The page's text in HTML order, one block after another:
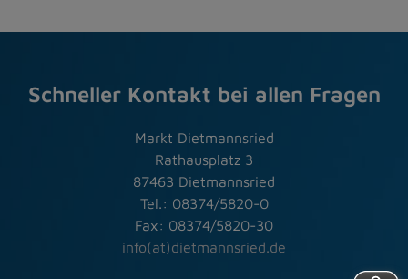
Schneller Kontakt bei allen Fragen
Markt Dietmannsried
Rathausplatz 3
87463 Dietmannsried
Tel.: 08374/5820-0
Fax: 08374/5820-30
info(at)dietmannsried.de